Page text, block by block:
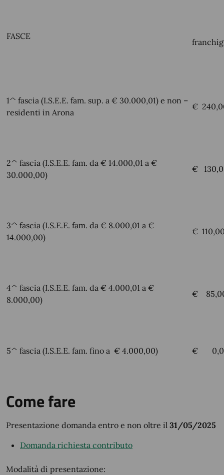
FASCE
1^ fascia (I.S.E.E. fam. sup. a € 30.000,01) e non –
residenti in Arona
€
2^ fascia (I.S.E.E. fam. da € 14.000,01 a €
30.000,00)
€
3^ fascia (I.S.E.E. fam. da € 8.000,01 a €
14.000,00)
€
4^ fascia (I.S.E.E. fam. da € 4.000,01 a €
8.000,00)
€
5^ fascia (I.S.E.E. fam. fino a € 4.000,00) €
Come fare
Presentazione domanda entro e non oltre il 31/05/2025
Domanda richiesta contributo
Modalità di presentazione: